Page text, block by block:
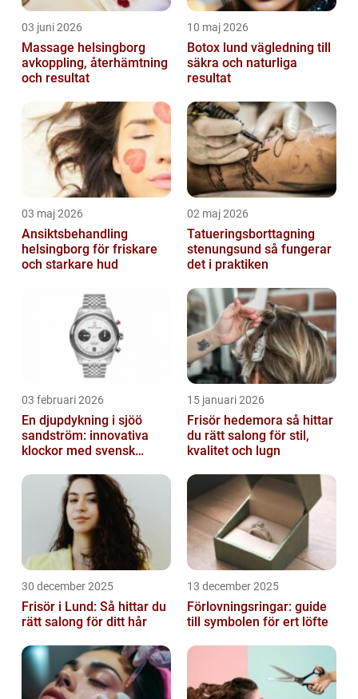
03 juni 2026
Massage helsingborg
avkoppling, återhämtning
och resultat
10 maj 2026
Botox lund vägledning till
säkra och naturliga
resultat
03 maj 2026
Ansiktsbehandling
helsingborg för friskare
och starkare hud
02 maj 2026
Tatueringsborttagning
stenungsund så fungerar
det i praktiken
03 februari 2026
En djupdykning i sjöö
sandström: innovativa
klockor med svensk
15 januari 2026
Frisör hedemora så hittar
du rätt salong för stil,
kvalitet och lugn
30 december 2025
Frisör i Lund: Så hittar du
rätt salong för ditt hår
13 december 2025
Förlovningsringar: guide
till symbolen för ert löfte